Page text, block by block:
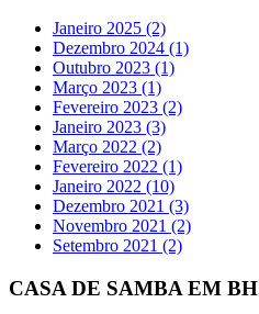
Janeiro 2025 (2)
Dezembro 2024 (1)
Outubro 2023 (1)
Março 2023 (1)
Fevereiro 2023 (2)
Janeiro 2023 (3)
Março 2022 (2)
Fevereiro 2022 (1)
Janeiro 2022 (10)
Dezembro 2021 (3)
Novembro 2021 (2)
Setembro 2021 (2)
CASA DE SAMBA EM BH